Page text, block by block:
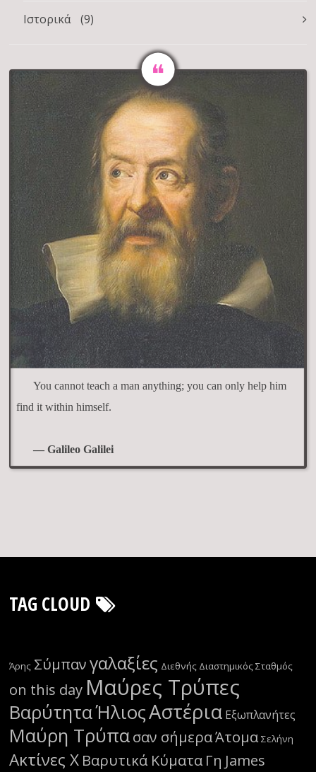
Ιστορικά (9)
You cannot teach a man anything; you can only help him
find it within himself.
— Galileo Galilei
TAG CLOUD
Άρης Σύμπαν γαλαξίες Διεθνής Διαστημικός Σταθμός
on this day Μαύρες Τρύπες
ΒαρύτηταΉλιοςΑστέρια Εξωπλανήτες
Μαύρη Τρύπασαν σήμεραΆτομα Σελήνη
Ακτίνες Χ Βαρυτικά Κύματα Γη James